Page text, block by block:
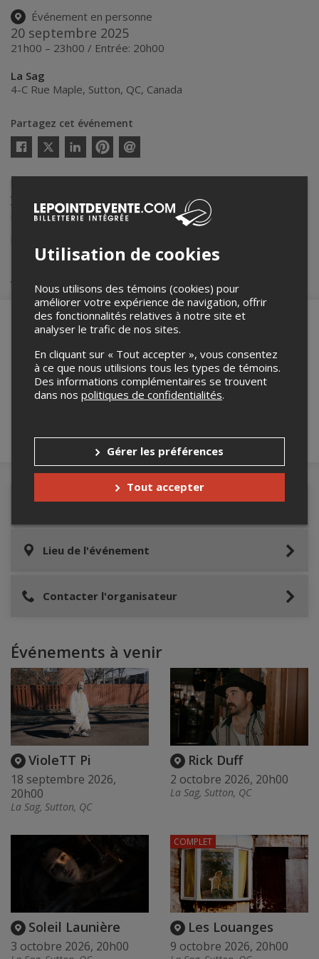
Événement en personne
20 septembre 2025
21h00 – 23h00 / Entrée: 20h00
La Sag
4-C Rue Maple, Sutton, QC, Canada
Partagez cet événement
Twitter
Alec et Gérard Pelletier)
vente de billets pour ses événements.
Pour plus d’information à propos de cet événement, veuillez
contacter l’organisateur de l’événement,LA SAG (Salle Alec et Gérard
Achat de billets
Merci de confirmer que vous n'êtes pas un
robot ci-bas.
Détails de l'événement
Lieu de l'événement
Contacter l'organisateur
Événements à venir
VioleTT Pi
18 septembre 2026,
20h00
La Sag, Sutton, QC
Rick Duff
2 octobre 2026, 20h00
La Sag, Sutton, QC
Soleil Launière
3 octobre 2026, 20h00
Les Louanges
9 octobre 2026, 20h00
COMPLET
Utilisation de cookies
Nous utilisons des témoins (cookies) pour
améliorer votre expérience de navigation, offrir
des fonctionnalités relatives à notre site et
analyser le trafic de nos sites.
En cliquant sur « Tout accepter », vous consentez
à ce que nous utilisions tous les types de témoins.
Des informations complémentaires se trouvent
dans nos politiques de confidentialités.
Gérer les préférences
Tout accepter